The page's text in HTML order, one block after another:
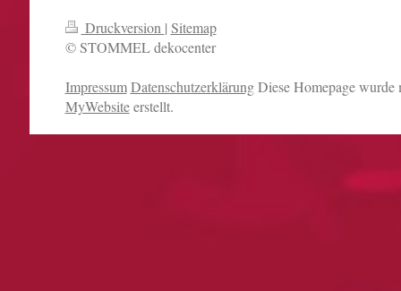
Druckversion | Sitemap
© STOMMEL dekocenter
Impressum DatenschutzerklärungDiese Homepage
MyWebsiteerstellt.